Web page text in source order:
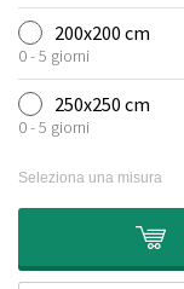
200x200 cm
0 - 5 giorni
250x250 cm
0 - 5 giorni
Seleziona una misura